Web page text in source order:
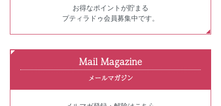
お得なポイントが貯まる
プティラドゥ会員募集中です。
Mail Magazine
メールマガジン